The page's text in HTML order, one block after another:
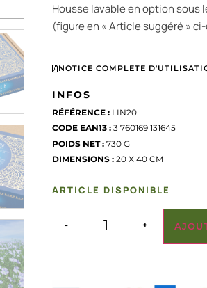
Housse lavable en option sous
(figure en « Article suggéré »
NOTICE COMPLETE
INFOS
RÉFÉRENCE : LIN20
CODE EAN13 : 3 760169 131645
POIDS NET : 730 G
DIMENSIONS : 20 X 40 CM
ARTICLE DISPONIBLE
- +